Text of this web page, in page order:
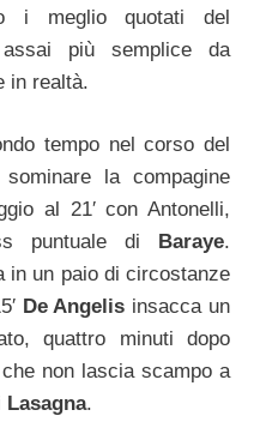
i meglio quotati del
assai più semplice da
in realtà.
tempo nel corso del
la compagine
al 21′ con Antonelli,
puntuale di Baraye.
in un paio di circostanze
De Angelis insacca un
quattro minuti dopo
non lascia scampo a
Lasagna.